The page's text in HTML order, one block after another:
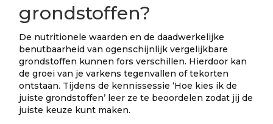
grondstoffen?
De nutritionele waarden en de daadwerkelijke
benutbaarheid van ogenschijnlijk vergelijkbare
grondstoffen kunnen fors verschillen. Hierdoor kan
de groei van je varkens tegenvallen of tekorten
ontstaan. Tijdens de kennissessie ‘Hoe kies ik de
juiste grondstoffen’ leer ze te beoordelen zodat jij de
juiste keuze kunt maken.